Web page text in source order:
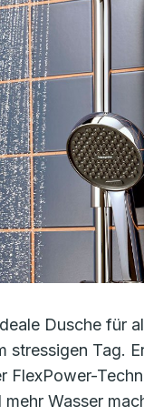
Dusche für
stressigen Tag.
FlexPower-
Wasser